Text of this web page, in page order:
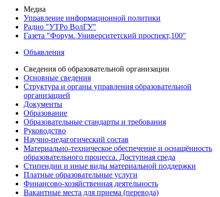
Медиа
Управление информационной политики
Радио "УТРо ВолГУ"
Газета "Форум. Университетский проспект,100"
Объявления
Сведения об образовательной организации
Основные сведения
Структура и органы управления образовательной
организацией
Документы
Образование
Образовательные стандарты и требования
Руководство
Научно-педагогический состав
Материально-техническое обеспечение и оснащённость
образовательного процесса. Доступная среда
Стипендии и иные виды материальной поддержки
Платные образовательные услуги
Финансово-хозяйственная деятельность
Вакантные места для приема (перевода)